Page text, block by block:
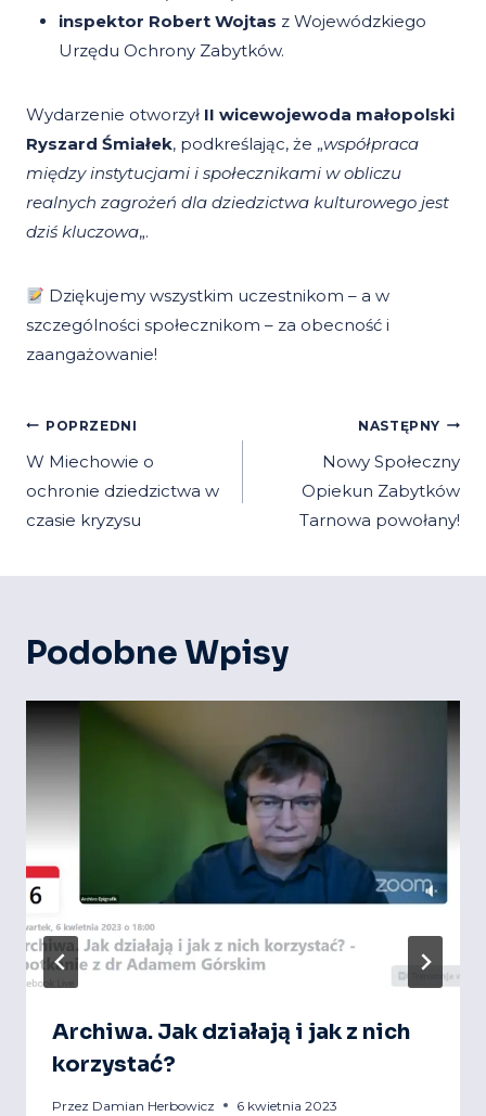
inspektor Robert Wojtas z Wojewódzkiego
Urzędu Ochrony Zabytków.
Wydarzenie otworzył II wicewojewoda małopolski
Ryszard Śmiałek, podkreślając, że „współpraca
między instytucjami i społecznikami w obliczu
realnych zagrożeń dla dziedzictwa kulturowego jest
dziś kluczowa„.
Dziękujemy wszystkim uczestnikom – a w
szczególności społecznikom – za obecność i
zaangażowanie!
Nawigacja
Wpisu
POPRZEDNI
W Miechowie o
ochronie dziedzictwa w
czasie kryzysu
NASTĘPNY
Nowy Społeczny
Opiekun Zabytków
Tarnowa powołany!
Podobne Wpisy
Archiwa. Jak działają i jak z nich
korzystać?
Przez Damian Herbowicz 6 kwietnia 2023